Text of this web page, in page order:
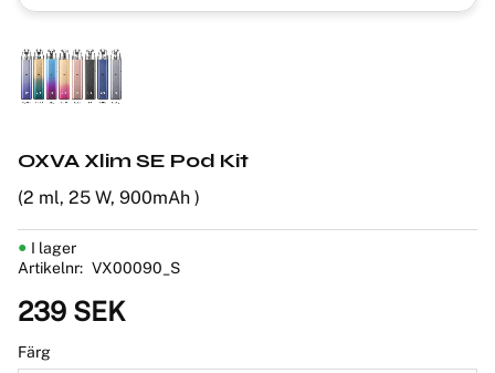
OXVA Xlim SE Pod Kit
(2 ml, 25 W, 900mAh )
239 SEK
Färg
I lager
Artikelnr
VX00090_S